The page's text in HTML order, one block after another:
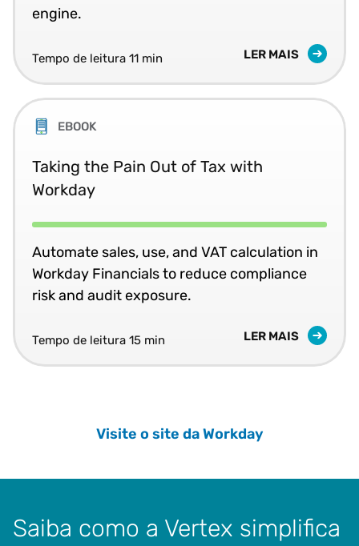
engine.
Tempo de leitura 11 min LER MAIS
EBOOK
Taking the Pain Out of Tax with
Workday
Automate sales, use, and VAT calculation in
Workday Financials to reduce compliance
risk and audit exposure.
Tempo de leitura 15 min LER MAIS
Visite o site da Workday
Saiba como a Vertex simplifica